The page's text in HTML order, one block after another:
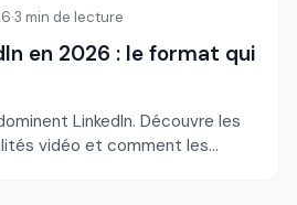
·3 min de lecture
en 2026 : le format qui
LinkedIn. Découvre les
vidéo et comment les